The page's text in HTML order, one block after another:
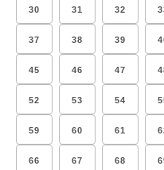
30 31 32
37 38 39
45 46 47
52 53 54
59 60 61
66 67 68